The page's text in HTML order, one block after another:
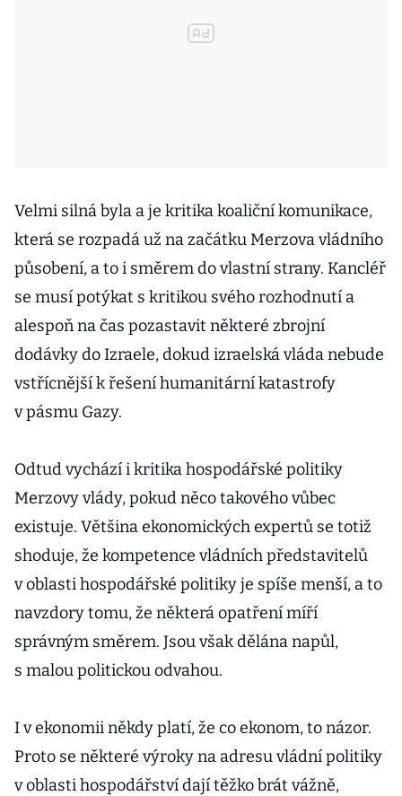
Velmi silná byla a je kritika koaliční komunikace,
která se rozpadá už na začátku Merzova vládního
působení, a to i směrem do vlastní strany. Kancléř
se musí potýkat s kritikou svého rozhodnutí a
alespoň na čas pozastavit některé zbrojní
dodávky do Izraele, dokud izraelská vláda nebude
vstřícnější k řešení humanitární katastrofy
v pásmu Gazy.
Odtud vychází i kritika hospodářské politiky
Merzovy vlády, pokud něco takového vůbec
existuje. Většina ekonomických expertů se totiž
shoduje, že kompetence vládních představitelů
v oblasti hospodářské politiky je spíše menší, a to
navzdory tomu, že některá opatření míří
správným směrem. Jsou však dělána napůl,
s malou politickou odvahou.
I v ekonomii někdy platí, že co ekonom, to názor.
Proto se některé výroky na adresu vládní politiky
v oblasti hospodářství dají těžko brát vážně,